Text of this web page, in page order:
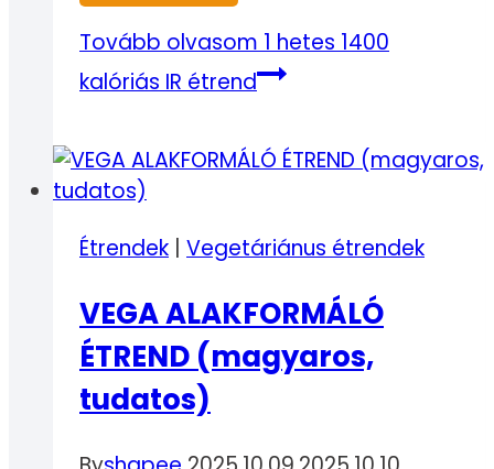
Tovább olvasom1 hetes 1400
kalóriás IR étrend
Étrendek Vegetáriánus étrendek
VEGA ALAKFORMÁLÓ
ÉTREND (magyaros,
tudatos)